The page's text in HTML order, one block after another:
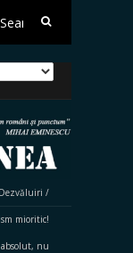
Search
Dezvăluiri /
mioritic!
nu